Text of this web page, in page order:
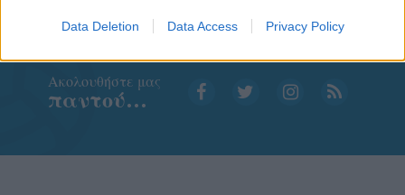
Data Deletion Data Access Privacy Policy
Aκολουθήστε μας
παντού…